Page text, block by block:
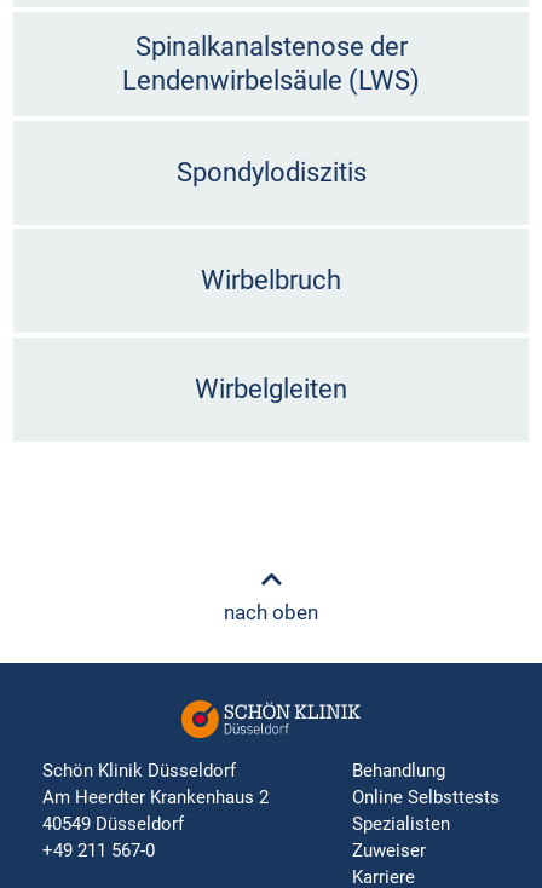
Spinalkanalstenose der
Lendenwirbelsäule (LWS)
Spondylodiszitis
Wirbelbruch
Wirbelgleiten
nach oben
Schön Klinik Düsseldorf
Am Heerdter Krankenhaus 2
40549 Düsseldorf
+49 211 567-0
Behandlung
Online Selbsttests
Spezialisten
Zuweiser
Karriere